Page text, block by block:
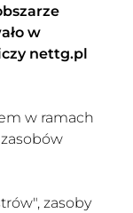
w
nettg.pl
w ramach
zasoby